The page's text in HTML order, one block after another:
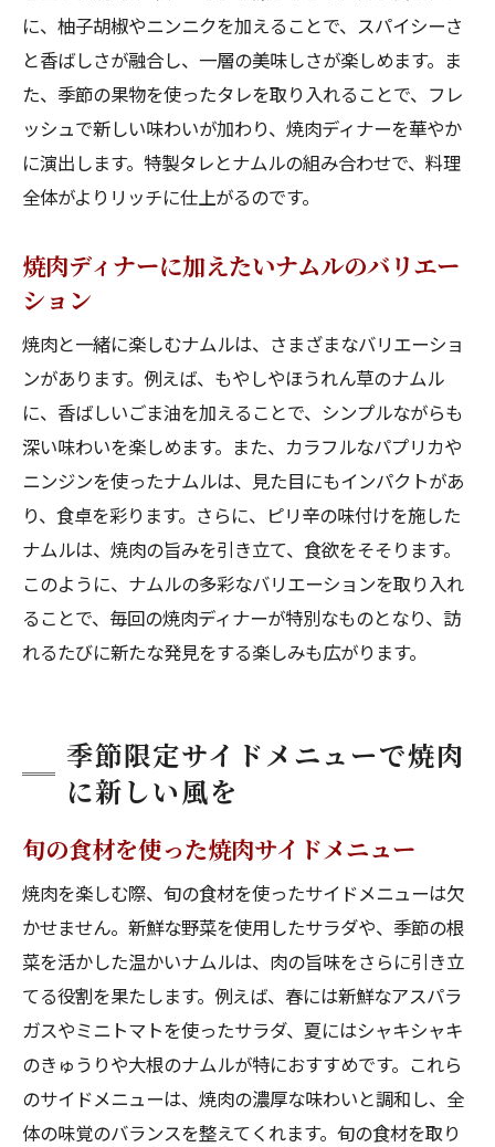
に、柚子胡椒やニンニクを加えることで、スパイシーさ
と香ばしさが融合し、一層の美味しさが楽しめます。ま
た、季節の果物を使ったタレを取り入れることで、フレ
ッシュで新しい味わいが加わり、焼肉ディナーを華やか
に演出します。特製タレとナムルの組み合わせで、料理
全体がよりリッチに仕上がるのです。
焼肉ディナーに加えたいナムルのバリエー
ション
焼肉と一緒に楽しむナムルは、さまざまなバリエーショ
ンがあります。例えば、もやしやほうれん草のナムル
に、香ばしいごま油を加えることで、シンプルながらも
深い味わいを楽しめます。また、カラフルなパプリカや
ニンジンを使ったナムルは、見た目にもインパクトがあ
り、食卓を彩ります。さらに、ピリ辛の味付けを施した
ナムルは、焼肉の旨みを引き立て、食欲をそそります。
このように、ナムルの多彩なバリエーションを取り入れ
ることで、毎回の焼肉ディナーが特別なものとなり、訪
れるたびに新たな発見をする楽しみも広がります。
季節限定サイドメニューで焼肉
に新しい風を
旬の食材を使った焼肉サイドメニュー
焼肉を楽しむ際、旬の食材を使ったサイドメニューは欠
かせません。新鮮な野菜を使用したサラダや、季節の根
菜を活かした温かいナムルは、肉の旨味をさらに引き立
てる役割を果たします。例えば、春には新鮮なアスパラ
ガスやミニトマトを使ったサラダ、夏にはシャキシャキ
のきゅうりや大根のナムルが特におすすめです。これら
のサイドメニューは、焼肉の濃厚な味わいと調和し、全
体の味覚のバランスを整えてくれます。旬の食材を取り